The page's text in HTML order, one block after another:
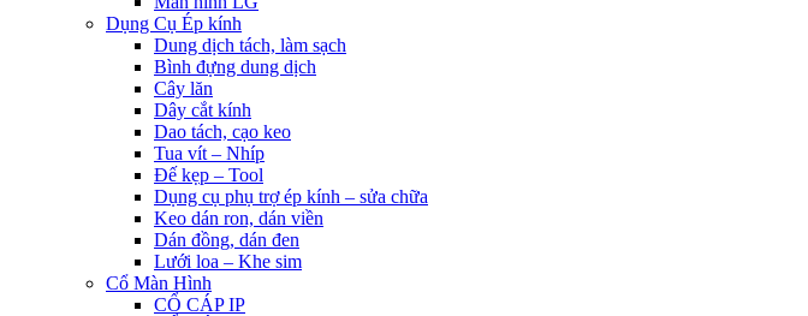
Dụng Cụ Ép kính
Dung dịch tách, làm sạch
Bình đựng dung dịch
Cây lăn
Dây cắt kính
Dao tách, cạo keo
Tua vít – Nhíp
Đế kẹp – Tool
Dụng cụ phụ trợ ép kính – sửa chữa
Keo dán ron, dán viền
Dán đồng, dán đen
Lưới loa – Khe sim
Cổ Màn Hình
CỔ CÁP IP